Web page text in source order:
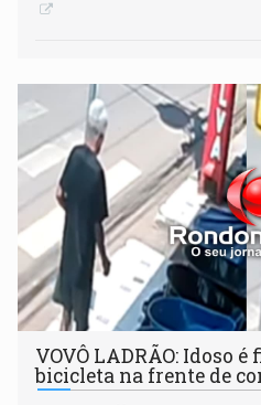
VOVÔ LADRÃO: Idoso
bicicleta na frente de